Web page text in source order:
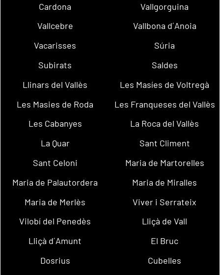
Cardona
Vallgorguina
Vallcebre
Vallbona d´Anoia
Vacarisses
Súria
Subirats
Saldes
Llinars del Vallès
Les Masíes de Voltregà
Les Masies de Roda
Les Franqueses del Vallès
Les Cabanyes
La Roca del Vallès
La Quar
Sant Climent
Sant Celoni
Maria de Martorelles
Maria de Palautordera
Maria de Miralles
Maria de Merlès
Viver i Serrateix
Vilobí del Penedès
Lliçà de Vall
Lliçà d´Amunt
El Bruc
Dosrius
Cubelles